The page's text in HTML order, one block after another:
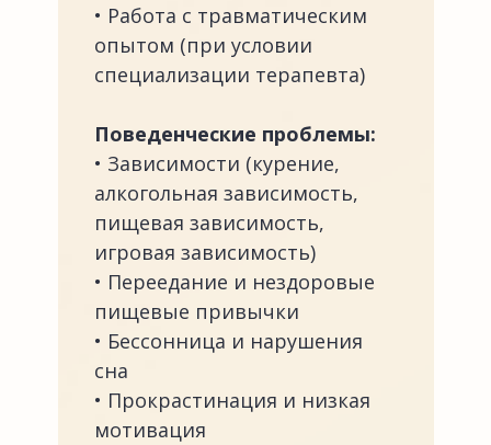
• Работа с травматическим
опытом (при условии
специализации терапевта)
Поведенческие проблемы:
• Зависимости (курение,
алкогольная зависимость,
пищевая зависимость,
игровая зависимость)
• Переедание и нездоровые
пищевые привычки
• Бессонница и нарушения
сна
• Прокрастинация и низкая
мотивация